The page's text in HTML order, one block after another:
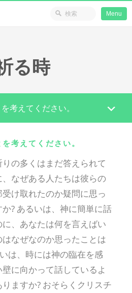
Menu
る時
考えてください。
を考えてください。
の多くはまだ答えられて
なぜある人たちは彼らの
け取れたのか疑問に思っ
? あるいは、神に簡単に話
、あなたは何を言えばい
なぜなのか思ったことは
は、時には神の臨在を感
に向かって話しているよ
ますか? おそらくクリスチ